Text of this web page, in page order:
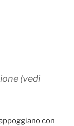
(vedi
con